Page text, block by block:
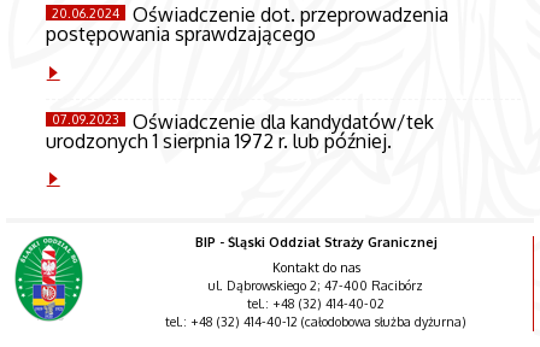
20.06.2024 Oświadczenie dot. przeprowadzenia
postępowania sprawdzającego
07.09.2023 Oświadczenie dla kandydatów/tek
urodzonych 1 sierpnia 1972 r. lub później.
BIP - Śląski Oddział Straży Granicznej
Kontakt do nas
ul. Dąbrowskiego 2; 47-400 Racibórz
tel.: +48 (32) 414-40-02
tel.: +48 (32) 414-40-12 (całodobowa służba dyżurna)